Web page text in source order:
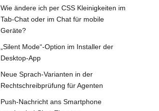
Wie ändere ich per CSS Kleinigkeiten im
Tab-Chat oder im Chat für mobile
Geräte?
„Silent Mode“-Option im Installer der
Desktop-App
Neue Sprach-Varianten in der
Rechtschreibprüfung für Agenten
Push-Nachricht ans Smartphone